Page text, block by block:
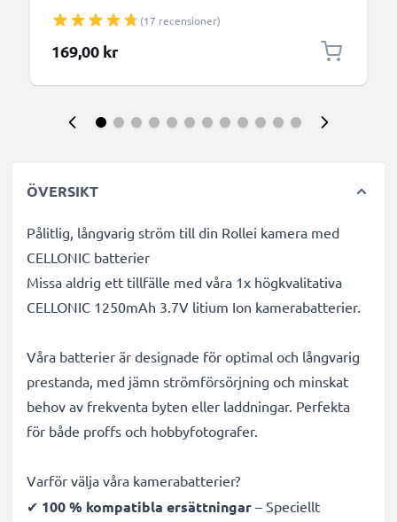
250 Kamerabatterier från CELLONIC
(17 recensioner)
169,00 kr
ÖVERSIKT
Pålitlig, långvarig ström till din Rollei kamera med
CELLONIC batterier
Missa aldrig ett tillfälle med våra 1x högkvalitativa
CELLONIC 1250mAh 3.7V litium Ion kamerabatterier.
Våra batterier är designade för optimal och långvarig
prestanda, med jämn strömförsörjning och minskat
behov av frekventa byten eller laddningar. Perfekta
för både proffs och hobbyfotografer.
Varför välja våra kamerabatterier?
✔ 100 % kompatibla ersättningar – Speciellt